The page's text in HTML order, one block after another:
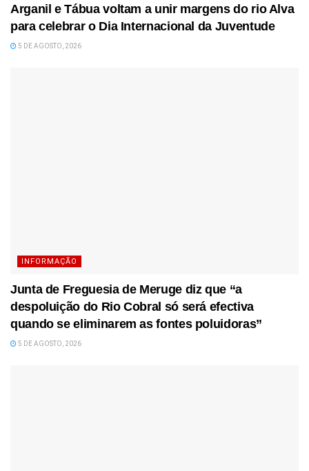
Arganil e Tábua voltam a unir margens do rio Alva
para celebrar o Dia Internacional da Juventude
5 DE AGOSTO, 2026
INFORMAÇÃO
Junta de Freguesia de Meruge diz que “a
despoluição do Rio Cobral só será efectiva
quando se eliminarem as fontes poluidoras”
5 DE AGOSTO, 2026